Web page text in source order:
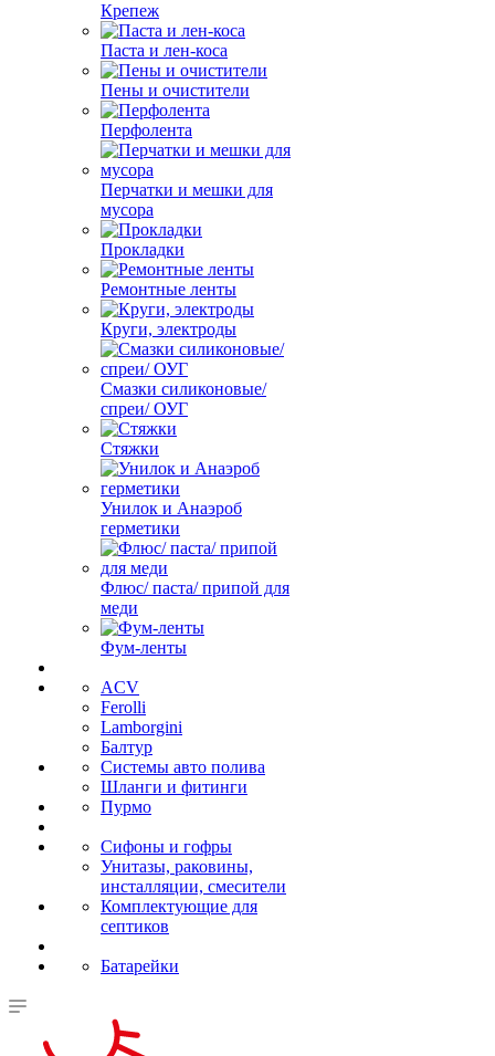
Крепеж
Паста и лен-коса
Пены и очистители
Перфолента
Перчатки и мешки для
мусора
Прокладки
Ремонтные ленты
Круги, электроды
Смазки силиконовые/
спреи/ ОУГ
Стяжки
Унилок и Анаэроб
герметики
Флюс/ паста/ припой для
меди
Фум-ленты
ACV
Ferolli
Lamborgini
Балтур
Системы авто полива
Шланги и фитинги
Пурмо
Сифоны и гофры
Унитазы, раковины,
инсталляции, смесители
Комплектующие для
септиков
Батарейки